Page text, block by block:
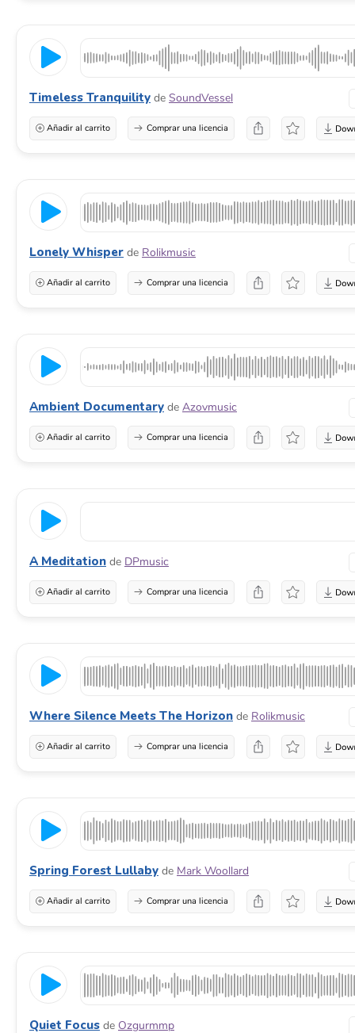
Timeless Tranquility de SoundVessel
Añadir al carrito Comprar una licencia
Lonely Whisper de Rolikmusic
Añadir al carrito Comprar una licencia
Ambient Documentary de Azovmusic
Añadir al carrito Comprar una licencia
A Meditation de DPmusic
Añadir al carrito Comprar una licencia
Where Silence Meets The Horizon de Rolikmusic
Añadir al carrito Comprar una licencia
Spring Forest Lullaby de Mark Woollard
Añadir al carrito Comprar una licencia
Quiet Focus de Ozgurmmp